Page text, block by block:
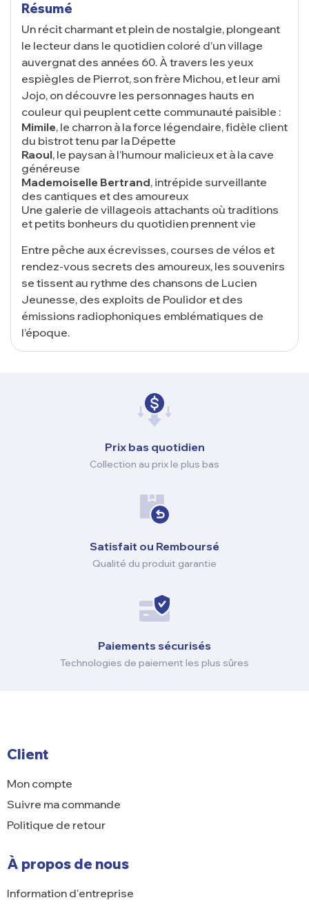
Résumé
Un récit charmant et plein de nostalgie, plongeant
le lecteur dans le quotidien coloré d’un village
auvergnat des années 60. À travers les yeux
espiègles de Pierrot, son frère Michou, et leur ami
Jojo, on découvre les personnages hauts en
couleur qui peuplent cette communauté paisible :
Mimile, le charron à la force légendaire, fidèle client
du bistrot tenu par la Dépette
Raoul, le paysan à l’humour malicieux et à la cave
généreuse
Mademoiselle Bertrand, intrépide surveillante
des cantiques et des amoureux
Une galerie de villageois attachants où traditions
et petits bonheurs du quotidien prennent vie
Entre pêche aux écrevisses, courses de vélos et
rendez-vous secrets des amoureux, les souvenirs
se tissent au rythme des chansons de Lucien
Jeunesse, des exploits de Poulidor et des
émissions radiophoniques emblématiques de
l’époque.
Prix ​​bas quotidien
Collection au prix le plus bas
Satisfait ou Remboursé
Qualité du produit garantie
Paiements sécurisés
Technologies de paiement les plus sûres
Client
Mon compte
Suivre ma commande
Politique de retour
À propos de nous
Information d'entreprise